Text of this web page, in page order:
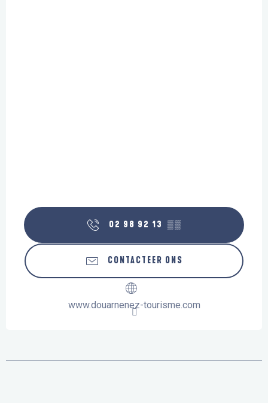
02 98 92 13 ▒▒
CONTACTEER ONS
www.douarnenez-tourisme.com